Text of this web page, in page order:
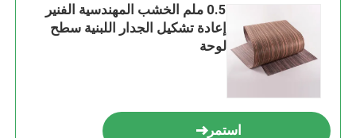
0.5 ملم الخشب المهندسية الفنير
إعادة تشكيل الجدار اللبنية سطح
لوحة
استمر